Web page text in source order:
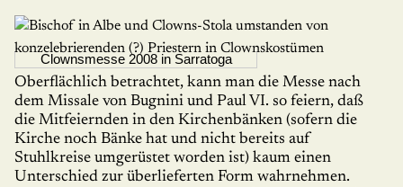
Clownsmesse 2008 in Sarratoga
Oberflächlich betrachtet, kann man die Messe nach
dem Missale von Bugnini und Paul VI. so feiern, daß
die Mitfei­ern­den in den Kirchenbänken (sofern die
Kirche noch Bänke hat und nicht bereits auf
Stuhlkreise umgerüstet worden ist) kaum einen
Unterschied zur überlieferten Form wahrnehmen.